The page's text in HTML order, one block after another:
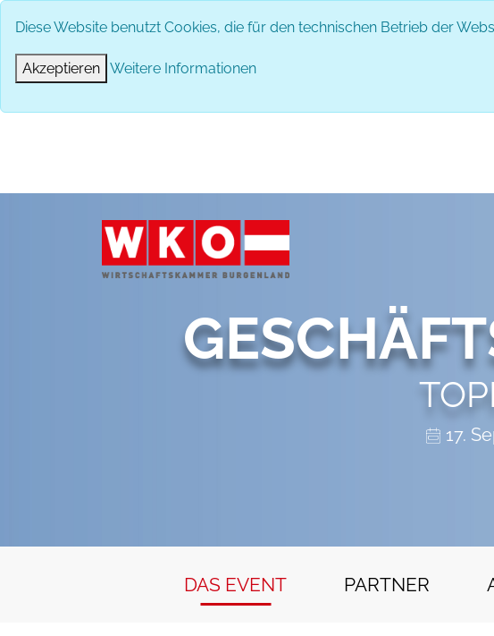
Diese Website benutzt Cookies, die für den technischen Betrieb der
Akzeptieren Weitere Informationen
17.
DAS EVENT PARTNER